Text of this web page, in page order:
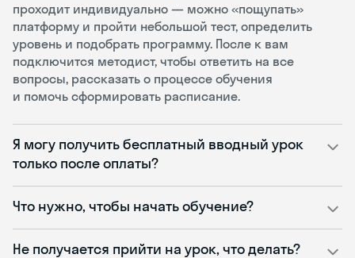
проходит индивидуально — можно «пощупать»
платформу и пройти небольшой тест, определить
уровень и подобрать программу. После к вам
подключится методист, чтобы ответить на все
вопросы, рассказать о процессе обучения
и помочь сформировать расписание.
Я могу получить бесплатный вводный урок
только после оплаты?
Что нужно, чтобы начать обучение?
Не получается прийти на урок, что делать?